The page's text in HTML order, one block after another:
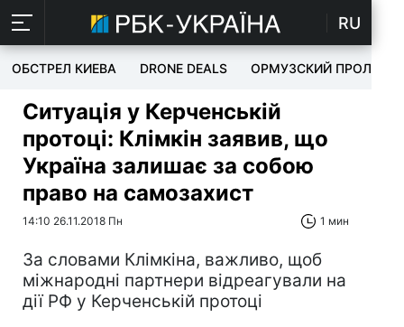
RU
ОБСТРЕЛ КИЕВА DRONE DEALS ОРМУЗСКИЙ ПРОЛИВ
Ситуація у Керченській
протоці: Клімкін заявив, що
Україна залишає за собою
право на самозахист
14:10 26.11.2018 Пн 1 мин
За словами Клімкіна, важливо, щоб
міжнародні партнери відреагували на
дії РФ у Керченській протоці